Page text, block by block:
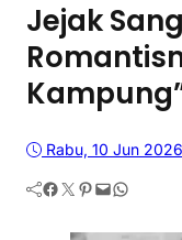
Jejak
Rabu, 10 Jun 2026
Facebook Twitter Pinterest Mail WhatsApp